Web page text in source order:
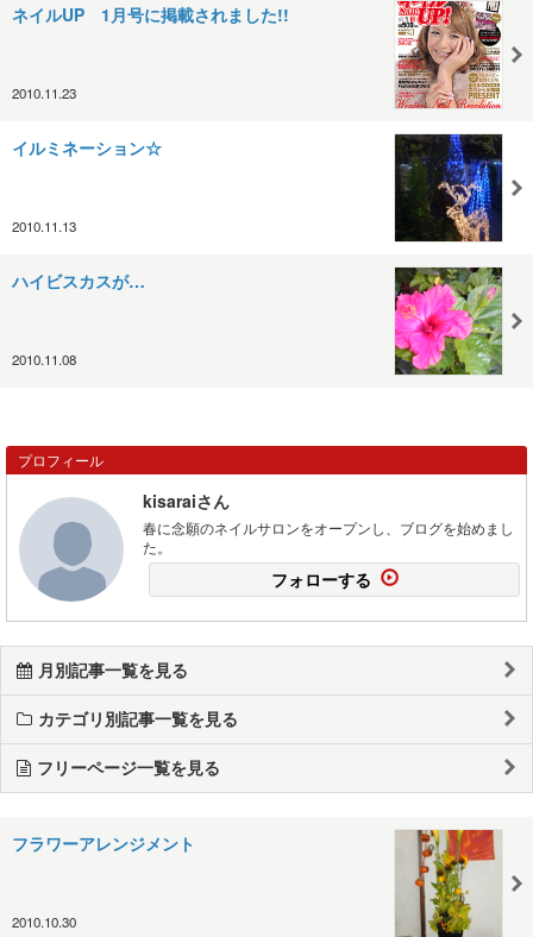
ネイルUP 1月号に掲載されました!!
2010.11.23
イルミネーション☆
2010.11.13
ハイビスカスが…
2010.11.08
プロフィール
kisaraiさん
春に念願のネイルサロンをオープンし、ブログを始めまし
た。
フォローする
月別記事一覧を見る
カテゴリ別記事一覧を見る
フリーページ一覧を見る
フラワーアレンジメント
2010.10.30